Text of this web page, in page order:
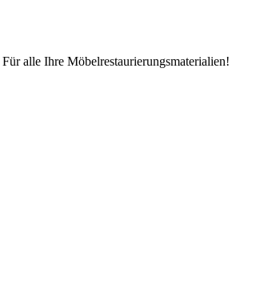
Für alle Ihre Möbelrestaurierungsmaterialien!